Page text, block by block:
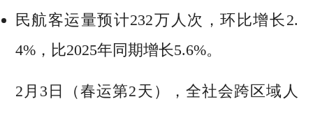
民航客运量预计232万人次，环比增长2.
4%，比2025年同期增长5.6%。
2月3日（春运第2天），全社会跨区域人